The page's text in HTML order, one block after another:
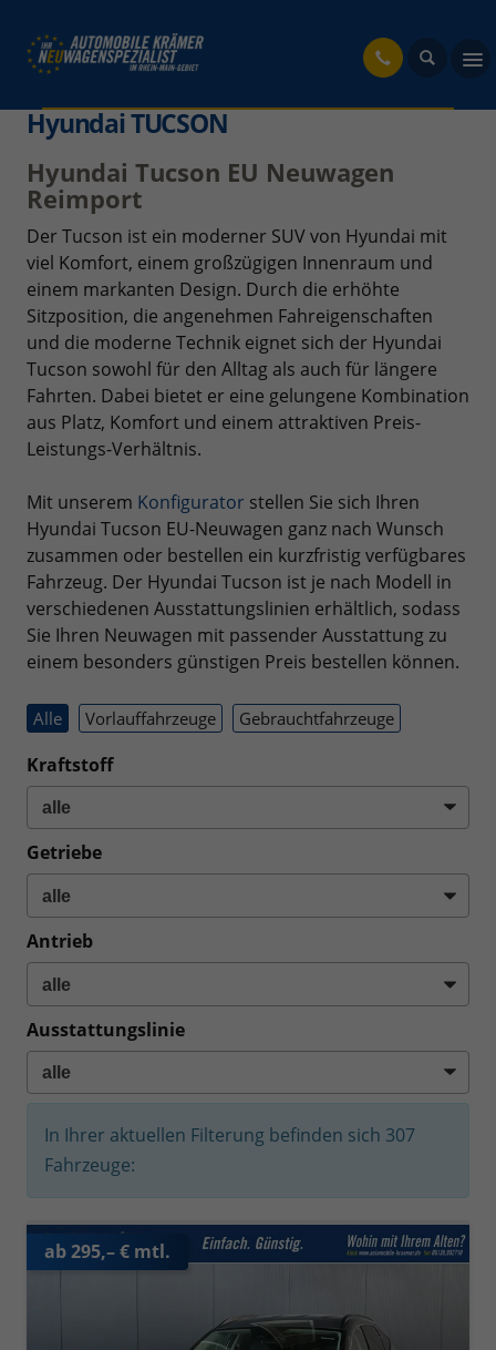
Hyundai TUCSON
Hyundai Tucson EU Neuwagen
Reimport
Der Tucson ist ein moderner SUV von Hyundai mit
viel Komfort, einem großzügigen Innenraum und
einem markanten Design. Durch die erhöhte
Sitzposition, die angenehmen Fahreigenschaften
und die moderne Technik eignet sich der Hyundai
Tucson sowohl für den Alltag als auch für längere
Fahrten. Dabei bietet er eine gelungene Kombination
aus Platz, Komfort und einem attraktiven Preis-
Leistungs-Verhältnis.
Mit unserem Konfigurator stellen Sie sich Ihren
Hyundai Tucson EU-Neuwagen ganz nach Wunsch
zusammen oder bestellen ein kurzfristig verfügbares
Fahrzeug. Der Hyundai Tucson ist je nach Modell in
verschiedenen Ausstattungslinien erhältlich, sodass
Sie Ihren Neuwagen mit passender Ausstattung zu
einem besonders günstigen Preis bestellen können.
Alle Vorlauffahrzeuge Gebrauchtfahrzeuge
Kraftstoff
Getriebe
Antrieb
Ausstattungslinie
In Ihrer aktuellen Filterung befinden sich 307
Fahrzeuge:
ab 295,– € mtl.